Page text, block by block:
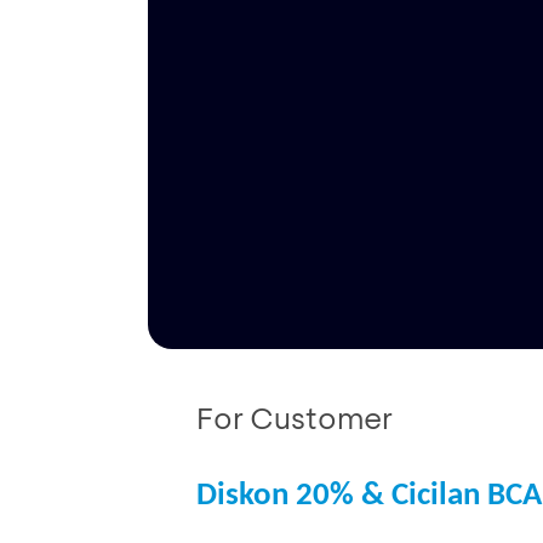
For Customer
Diskon 20% & Cicilan